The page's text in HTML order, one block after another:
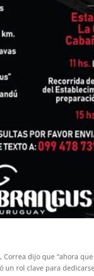
dijo que “ahora
un rol clave para